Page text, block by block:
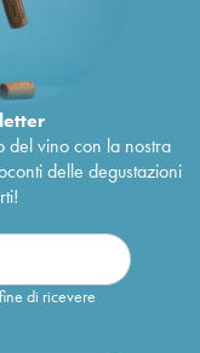
del vino con la nostra
delle degustazioni
di ricevere